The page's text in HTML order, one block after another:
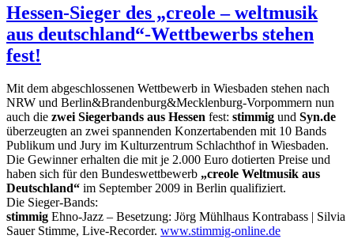
Hessen-Sieger des „creole – weltmusik
aus deutschland“-Wettbewerbs stehen
fest!
Mit dem abgeschlossenen Wettbewerb in Wiesbaden stehen nach
NRW und Berlin&Brandenburg&Mecklenburg-Vorpommern nun
auch die zwei Siegerbands aus Hessen fest: stimmig und Syn.de
überzeugten an zwei spannenden Konzertabenden mit 10 Bands
Publikum und Jury im Kulturzentrum Schlachthof in Wiesbaden.
Die Gewinner erhalten die mit je 2.000 Euro dotierten Preise und
haben sich für den Bundeswettbewerb „creole Weltmusik aus
Deutschland“ im September 2009 in Berlin qualifiziert.
Die Sieger-Bands:
stimmig Ehno-Jazz – Besetzung: Jörg Mühlhaus Kontrabass | Silvia
Sauer Stimme, Live-Recorder. www.stimmig-online.de